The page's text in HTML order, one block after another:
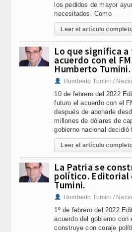
los pedidos de mayor
necesitados. Como
Leer el artículo
Lo que significa
acuerdo con el
Humberto Tumini.
Humberto Tumini /
10 de febrero del 2022
futuro el acuerdo con el
después de abonarle
millones de dólares de
gobierno nacional
Leer el artículo
La Patria se
político. Editorial
Tumini.
Humberto Tumini /
1º de febrero del 2022
acuerdo del gobierno
construye con coraje